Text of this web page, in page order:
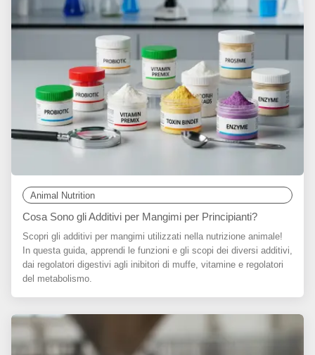
Animal Nutrition
Cosa Sono gli Additivi per Mangimi per Principianti?
Scopri gli additivi per mangimi utilizzati nella nutrizione animale!
In questa guida, apprendi le funzioni e gli scopi dei diversi additivi,
dai regolatori digestivi agli inibitori di muffe, vitamine e regolatori
del metabolismo.